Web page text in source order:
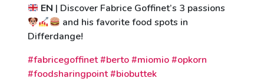
EN | Discover Fabrice Goffinet’s 3 passions
and his favorite food spots in
Differdange!
#fabricegoffinet #berto #miomio #opkorn
#foodsharingpoint #biobuttek